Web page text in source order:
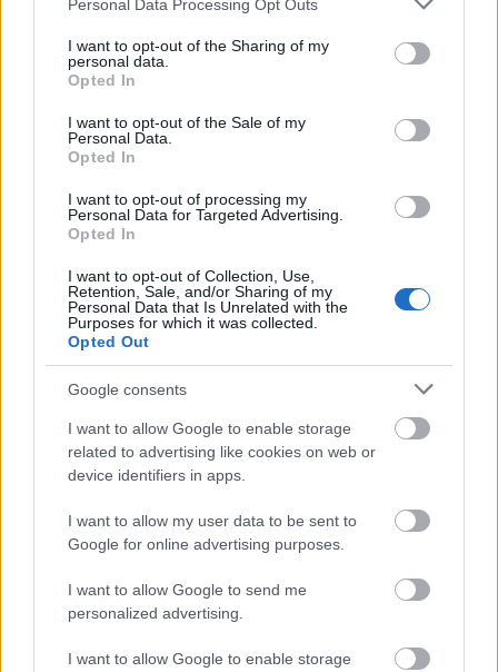
not limited to your visit or usage behaviour. You may click to
grant or deny consent to Google and its third-party tags to
use your data for below specified purposes in below Google
consent section.
Personal Data Processing Opt Outs
I want to opt-out of the Sharing of my
personal data.
Opted In
I want to opt-out of the Sale of my
Personal Data.
Opted In
I want to opt-out of processing my
Personal Data for Targeted Advertising.
Opted In
I want to opt-out of Collection, Use,
Retention, Sale, and/or Sharing of my
Personal Data that Is Unrelated with the
Purposes for which it was collected.
Opted Out
Google consents
I want to allow Google to enable storage
related to advertising like cookies on web or
device identifiers in apps.
I want to allow my user data to be sent to
Google for online advertising purposes.
I want to allow Google to send me
personalized advertising.
I want to allow Google to enable storage
még csináltunk egy fogást az ő vezénylete alatt. Én
lövök egy előreszaladó gruppéra, egyenként tűnnek
lécekről. Az öreg nagyon örült ennek [...]. Leintett,
berukkolunk; az 1. és 2. puska holnap is pihen.
Lezajlott az egész lövészet; 9 órakor visszaérkeztünk
Zimonyba. Kaptam egy képeslapot a húgomtól (4.
Különféle céltáblák ábrázolása
és altiszti iskolák számára. Budapest, 1915)